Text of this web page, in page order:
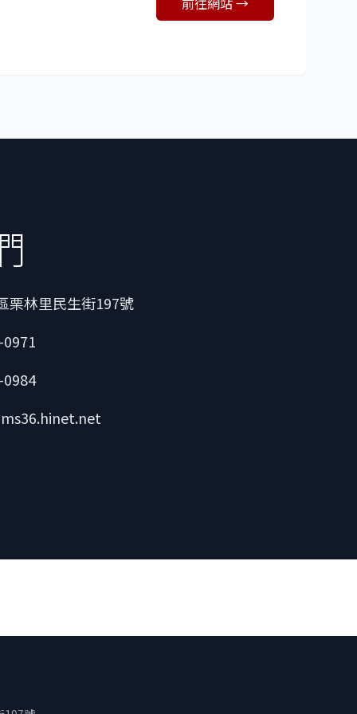
栗林里民生街197號